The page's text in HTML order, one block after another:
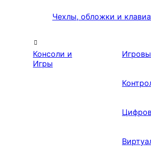
Чехлы, обложки и
Консоли и
Игры